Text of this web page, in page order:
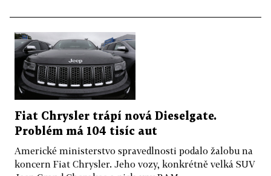
Fiat Chrysler trápí nová Dieselgate.
Problém má 104 tisíc aut
Americké ministerstvo spravedlnosti podalo žalobu na
koncern Fiat Chrysler. Jeho vozy, konkrétně velká SUV